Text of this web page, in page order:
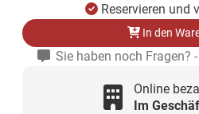
Reservieren und
In den
Sie haben noch Fragen?
Online
Im